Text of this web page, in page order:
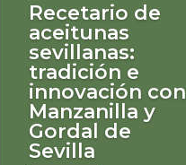
Recetario de
aceitunas
sevillanas:
tradición e
innovación con
Manzanilla y
Gordal de
Sevilla